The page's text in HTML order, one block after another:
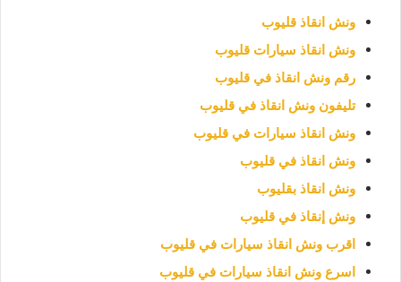
ونش انقاذ قليوب
ونش انقاذ سيارات قليوب
رقم ونش انقاذ في قليوب
تليفون ونش انقاذ في قليوب
ونش انقاذ سيارات في قليوب
ونش انقاذ في قليوب
ونش انقاذ بقليوب
ونش إنقاذ في قليوب
اقرب ونش انقاذ سيارات في قليوب
اسرع ونش انقاذ سيارات في قليوب